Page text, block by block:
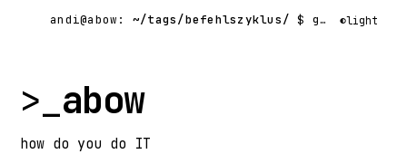
andi@abow: ~/tags/befehlszyklus/ $ grep -rl ◐light
>_abow
how do you do IT